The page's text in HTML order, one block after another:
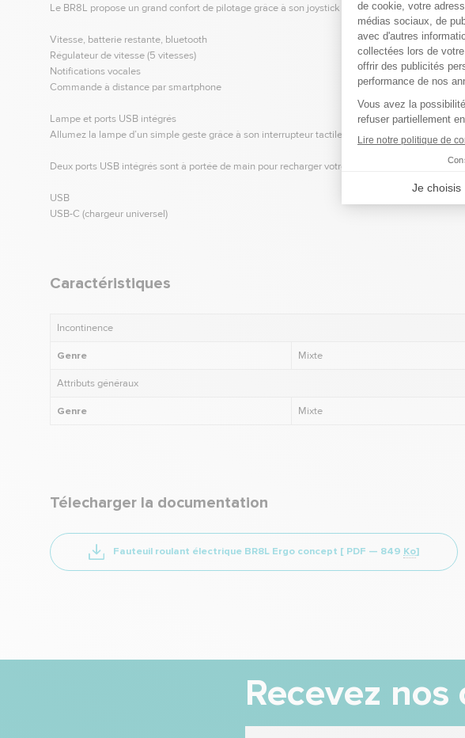
Caractéristiques
Incontinence
Genre Mixte
Attributs généraux
Genre Mixte
Le BR8L propose un grand confort de pilotage grâce à son joystick moderne et son écran LCD
Vitesse, batterie restante, bluetooth
Régulateur de vitesse (5 vitesses)
Notifications vocales
Commande à distance par smartphone
Lampe et ports USB intégrés
Allumez la lampe d’un simple geste grâce à son interrupteur tactile sous l’accoudoir.
Deux ports USB intégrés sont à portée de main pour recharger votre smartphone et tous vos
USB
USB-C (chargeur universel)
Télecharger la documentation
Fauteuil roulant électrique BR8L Ergo concept [ PDF — 849 Ko]
Recevez